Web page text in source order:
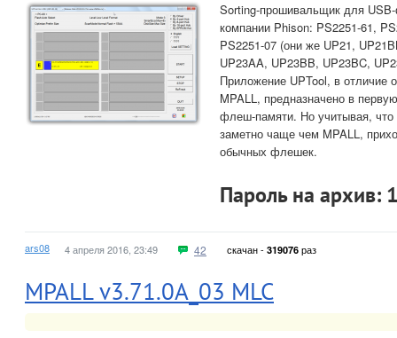
Sorting-прошивальщик для
компании Phison: PS2251-61,
PS2251-07 (они же UP21,
UP23AA, UP23BB, UP23BC,
Приложение UPTool, в отличие
MPALL, предназначено в
флеш-памяти. Но учитывая, что
заметно чаще чем MPALL,
обычных флешек.
Пароль на архив:
ars08 4 апреля 2016, 23:49 42 скачан - 319076 раз
MPALL v3.71.0A_03 MLC